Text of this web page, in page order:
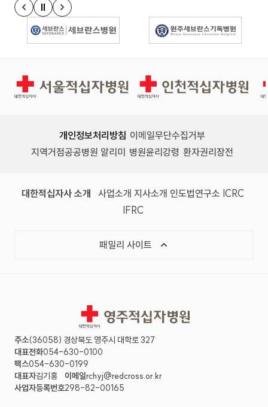
이전 슬라이드
정지
다음 슬라이드
경인권역재활병원 인천적십자병원
개인정보처리방침 이메일무단수집거부
지역거점공공병원 알리미
병원윤리강령 환자권리장전
대한적십자사 소개 사업소개 지사소개 인도법연구소 ICRC
IFRC
패밀리 사이트
영주적십자병원
주소(36058) 경상북도 영주시 대학로 327
대표전화054-630-0100
팩스054-630-0199
대표자김기홍 이메일rchyj@redcross.or.kr
사업자등록번호298-82-00165